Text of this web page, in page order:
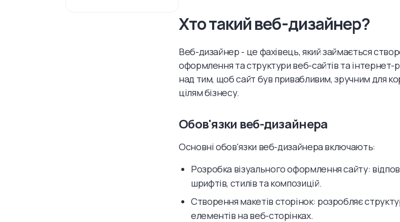
Хто такий веб-дизайнер?
Веб-дизайнер - це фахівець, який займається
оформлення та структури веб-сайтів та
над тим, щоб сайт був привабливим, зручним для
цілям бізнесу.
Обов'язки веб-дизайнера
Основні обов'язки веб-дизайнера включають:
Розробка візуального оформлення сайту:
шрифтів, стилів та композицій.
Створення макетів сторінок: розробляє
елементів на веб-сторінках.